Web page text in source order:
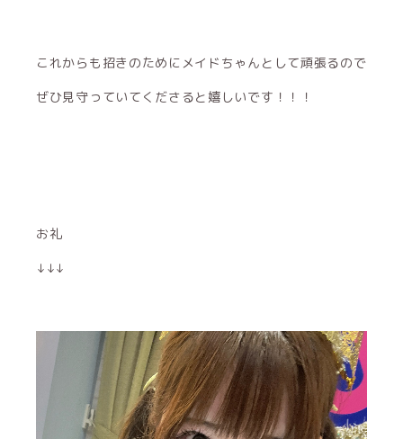
これからも招きのためにメイドちゃんとして頑張るので
ぜひ見守っていてくださると嬉しいです！！！
お礼
↓↓↓